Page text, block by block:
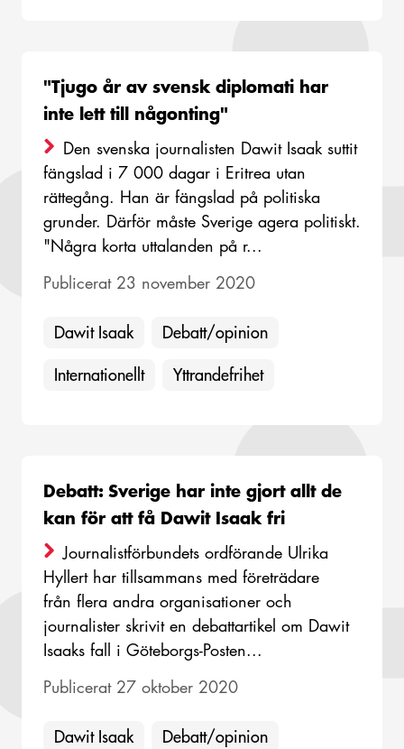
"Tjugo år av svensk diplomati har
inte lett till någonting"
Den svenska journalisten Dawit Isaak suttit
fängslad i 7 000 dagar i Eritrea utan
rättegång. Han är fängslad på politiska
grunder. Därför måste Sverige agera politiskt.
"Några korta uttalanden på r...
Publicerat 23 november 2020
Dawit Isaak Debatt/opinion
Internationellt Yttrandefrihet
Debatt: Sverige har inte gjort allt de
kan för att få Dawit Isaak fri
Journalistförbundets ordförande Ulrika
Hyllert har tillsammans med företrädare
från flera andra organisationer och
journalister skrivit en debattartikel om Dawit
Isaaks fall i Göteborgs-Posten...
Publicerat 27 oktober 2020
Dawit Isaak Debatt/opinion